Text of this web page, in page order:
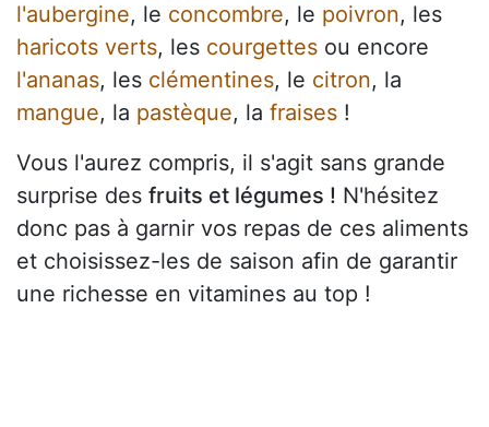
l'aubergine, le concombre, le poivron, les
haricots verts, les courgettes ou encore
l'ananas, les clémentines, le citron, la
mangue, la pastèque, la fraises !
Vous l'aurez compris, il s'agit sans grande
surprise des fruits et légumes ! N'hésitez
donc pas à garnir vos repas de ces aliments
et choisissez-les de saison afin de garantir
une richesse en vitamines au top !